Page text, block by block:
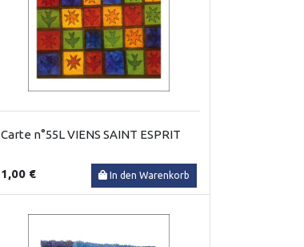
Carte n°55L VIENS SAINT ESPRIT
1,00 € In den Warenkorb